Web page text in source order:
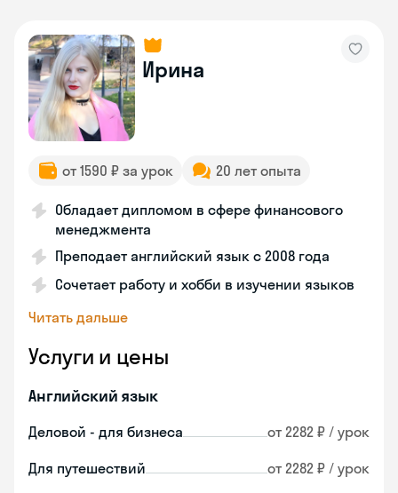
Ирина
от 1590 ₽ за урок 20 лет опыта
Обладает дипломом в сфере финансового
менеджмента
Преподает английский язык с 2008 года
Сочетает работу и хобби в изучении языков
Читать дальше
Услуги и цены
Английский язык
Деловой - для бизнеса от 2282 ₽ / урок
Для путешествий от 2282 ₽ / урок